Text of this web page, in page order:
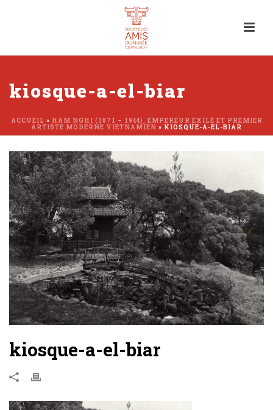
kiosque-a-el-biar
ACCUEIL » HÀM NGHI (1871 – 1944), EMPEREUR EXILÉ ET PREMIER
ARTISTE MODERNE VIETNAMIEN » KIOSQUE-A-EL-BIAR
kiosque-a-el-biar